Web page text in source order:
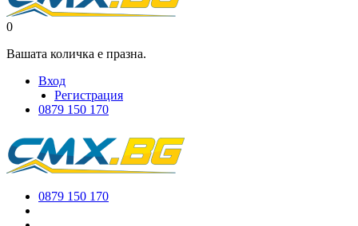
0
Вашата количка е празна.
Вход
Регистрация
0879 150 170
0879 150 170